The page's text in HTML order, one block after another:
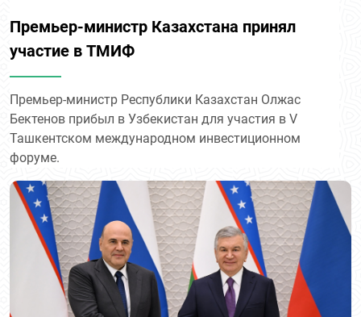
Премьер-министр Казахстана принял
участие в ТМИФ
Премьер-министр Республики Казахстан Олжас
Бектенов прибыл в Узбекистан для участия в V
Ташкентском международном инвестиционном
форуме.